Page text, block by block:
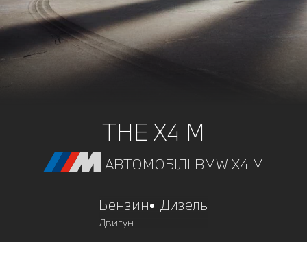
THE X4 М
АВТОМОБІЛІ BMW X4 M
Бензин Дизель
Двигун